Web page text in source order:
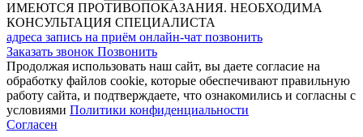
ИМЕЮТСЯ ПРОТИВОПОКАЗАНИЯ. НЕОБХОДИМА
КОНСУЛЬТАЦИЯ СПЕЦИАЛИСТА
адреса запись на приём онлайн-чат позвонить
Заказать звонок Позвонить
Продолжая использовать наш сайт, вы даете согласие на
обработку файлов cookie, которые обеспечивают правильную
работу сайта, и подтверждаете, что ознакомились и согласны с
условиями Политики конфиденциальности
Согласен